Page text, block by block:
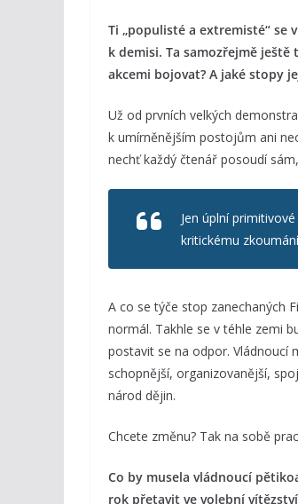
Ti „populisté a extremisté“ se
k demisi. Ta samozřejmě
akcemi bojovat? A jaké stopy
Už od prvních velkých
k umírněnějším postojům ani
nechť každý čtenář posoudí
Jen úplní
kritickému
A co se týče stop zanechaných
normál. Takhle se v téhle zemi
postavit se na odpor. Vládnoucí
schopnější, organizovanější,
národ dějin.
Chcete změnu? Tak na sobě
Co by musela vládnoucí
rok přetavit ve volební